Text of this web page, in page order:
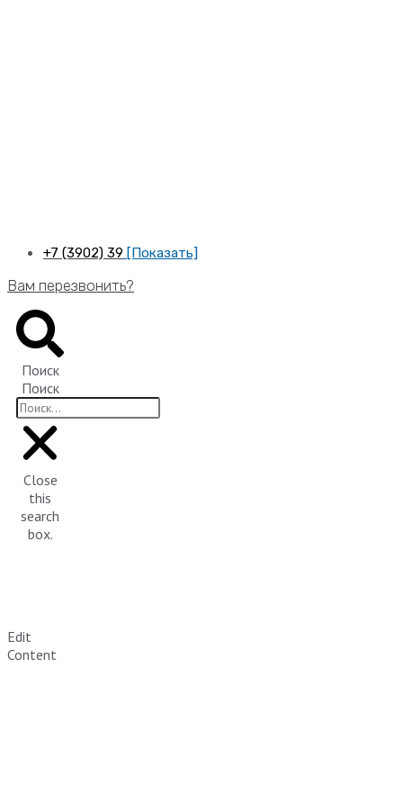
+7 (3902) 39 [Показать]
Вам перезвонить?
Поиск
Поиск
Close
this
search
box.
Edit
Content